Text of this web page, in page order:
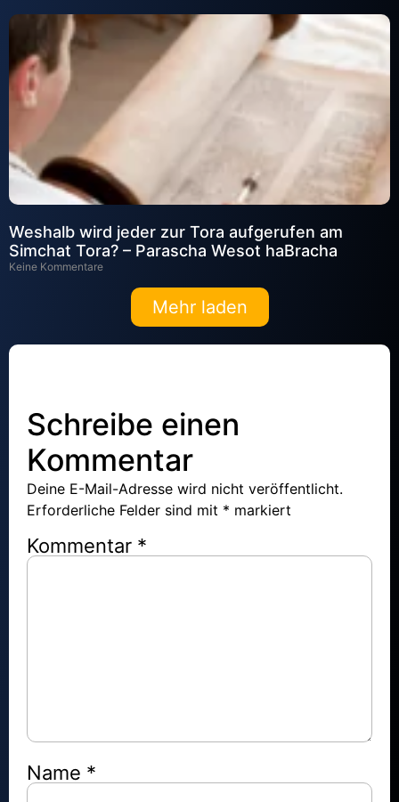
Weshalb wird jeder zur Tora aufgerufen am
Simchat Tora? – Parascha Wesot haBracha
Keine Kommentare
Mehr laden
Schreibe einen
Kommentar
Deine E-Mail-Adresse wird nicht veröffentlicht.
Erforderliche Felder sind mit * markiert
Kommentar *
Name *